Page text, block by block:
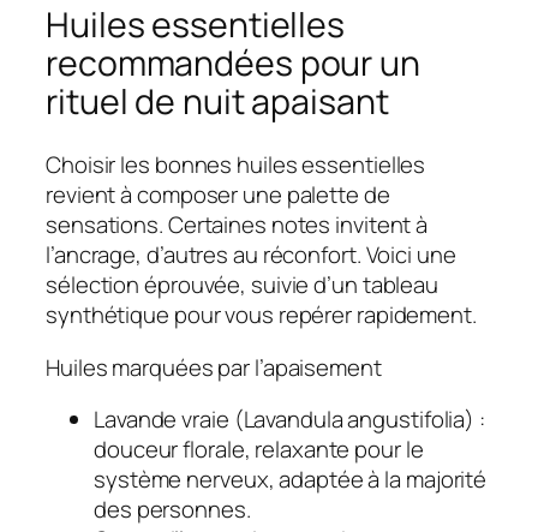
Huiles essentielles
recommandées pour un
rituel de nuit apaisant
Choisir les bonnes huiles essentielles
revient à composer une palette de
sensations. Certaines notes invitent à
l’ancrage, d’autres au réconfort. Voici une
sélection éprouvée, suivie d’un tableau
synthétique pour vous repérer rapidement.
Huiles marquées par l’apaisement
Lavande vraie (Lavandula angustifolia) :
douceur florale, relaxante pour le
système nerveux, adaptée à la majorité
des personnes.